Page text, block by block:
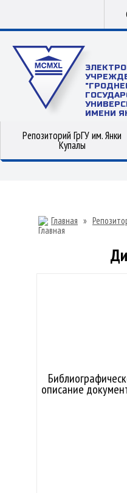
ИМЕНИ
Репозиторий ГрГУ им. Янки
Купалы
Главная »
описание